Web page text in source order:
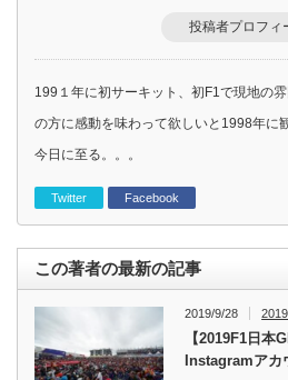
投稿者プロフィ
199１年に初サーキット、初F1で現地の
の方に感動を味わって欲しいと1998年に
今日に至る。。。
Twitter Facebook
この著者の最新の記事
2019/9/28
【2019F1日本
Instagramア